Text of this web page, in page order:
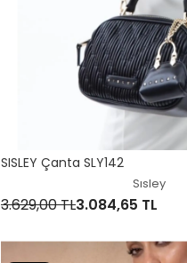
SISLEY Çanta SLY142
Sısley
3.629,00 TL3.084,65 TL